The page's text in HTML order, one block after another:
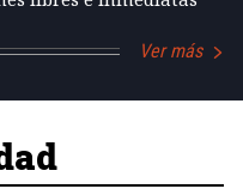
Ver más